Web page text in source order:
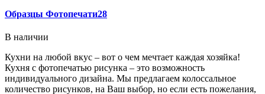
Образцы Фотопечати28
В наличии
Кухни на любой вкус – вот о чем мечтает каждая хозяйка!
Кухня с фотопечатью рисунка – это возможность
индивидуального дизайна. Мы предлагаем колоссальное
количество рисунков, на Ваш выбор, но если есть пожелания,